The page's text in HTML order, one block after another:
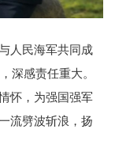
人民海军共同成
深感责任重大。
怀，为强国强军
流劈波斩浪，扬